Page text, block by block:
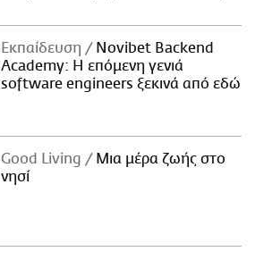
Εκπαίδευση
Novibet Backend
Academy: Η επόμενη γενιά
software engineers ξεκινά από εδώ
Good Living
Μια μέρα ζωής στο
νησί